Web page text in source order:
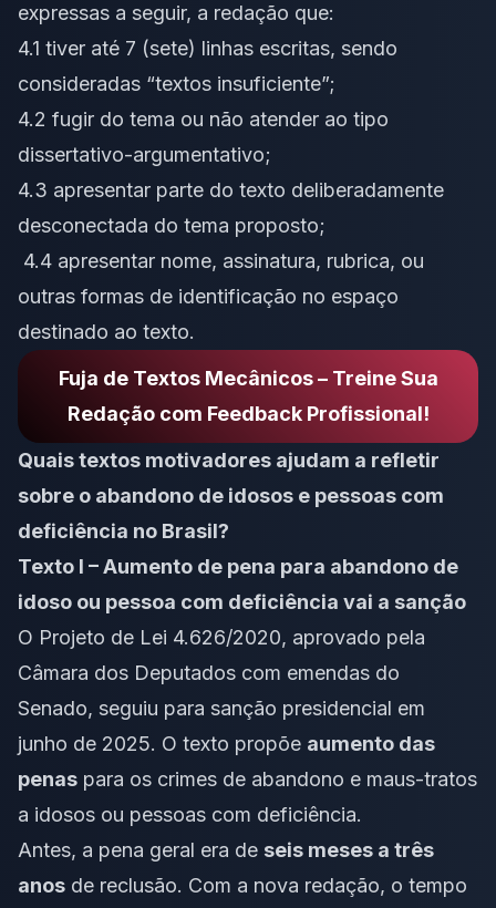
expressas a seguir, a redação que:
4.1 tiver até 7 (sete) linhas escritas, sendo
consideradas “textos insuficiente”;
4.2 fugir do tema ou não atender ao tipo
dissertativo-argumentativo;
4.3 apresentar parte do texto deliberadamente
desconectada do tema proposto;
4.4 apresentar nome, assinatura, rubrica, ou
outras formas de identificação no espaço
destinado ao texto.
Fuja de Textos Mecânicos – Treine Sua
Redação com Feedback Profissional!
Quais textos motivadores ajudam a refletir
sobre o abandono de idosos e pessoas com
deficiência no Brasil?
Texto I – Aumento de pena para abandono de
idoso ou pessoa com deficiência vai a sanção
O Projeto de Lei 4.626/2020, aprovado pela
Câmara dos Deputados com emendas do
Senado, seguiu para sanção presidencial em
junho de 2025. O texto propõe aumento das
penas para os crimes de abandono e maus-tratos
a idosos ou pessoas com deficiência.
Antes, a pena geral era de seis meses a três
anos de reclusão. Com a nova redação, o tempo